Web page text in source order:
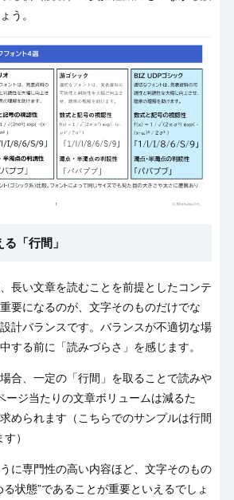
う。
「行間」
長い文章を読むことを前提としたコンテ
要になるのが、文字そのものだけでな
計バランスです。バランスが不適切な場
する前に「読みづらさ」を感じます。
合、一定の「行間」を取ることで読みや
ージ当たりの文章ボリュームは減るた
められます（こちらでのサンプルは行間
）
に専門性の高い内容ほど、文字そのもの
る状態”であることが重要といえるでしょ